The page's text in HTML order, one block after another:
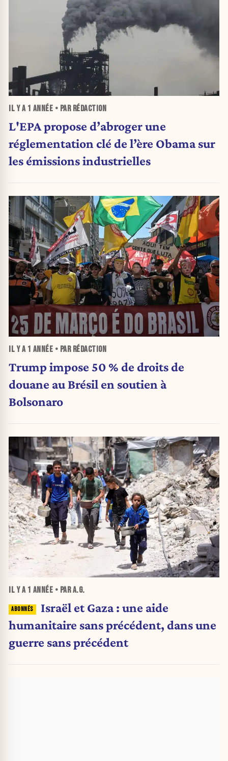
IL Y A 1 ANNÉE • PAR RÉDACTION
L'EPA propose d’abroger une
réglementation clé de l’ère Obama sur
les émissions industrielles
IL Y A 1 ANNÉE • PAR RÉDACTION
Trump impose 50 % de droits de
douane au Brésil en soutien à
Bolsonaro
IL Y A 1 ANNÉE • PAR A.G.
Israël et Gaza : une aide
humanitaire sans précédent, dans une
guerre sans précédent